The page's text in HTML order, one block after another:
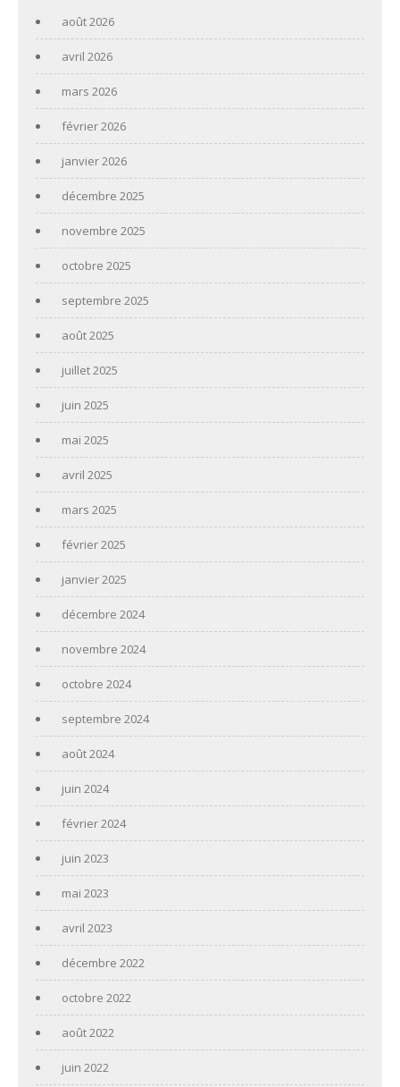
août 2026
avril 2026
mars 2026
février 2026
janvier 2026
décembre 2025
novembre 2025
octobre 2025
septembre 2025
août 2025
juillet 2025
juin 2025
mai 2025
avril 2025
mars 2025
février 2025
janvier 2025
décembre 2024
novembre 2024
octobre 2024
septembre 2024
août 2024
juin 2024
février 2024
juin 2023
mai 2023
avril 2023
décembre 2022
octobre 2022
août 2022
juin 2022